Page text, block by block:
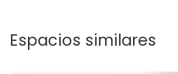
Espacios similares